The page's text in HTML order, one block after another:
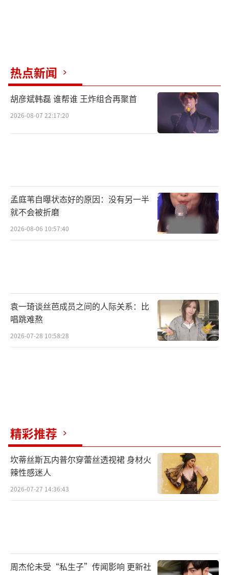
热点新闻
胡彦斌韩磊 谁帮谁 王炸组合再聚首
2026-08-07 22:17:20
孟庭苇自曝状态好的原因：没有另一半
就不会被折磨
2026-08-06 10:57:40
袁一琦谈丝芭成员之间的人际关系：比
唱跳难熬
2026-07-28 10:58:28
精彩推荐
坎蒂丝斯瓦内普尔穿蕾丝透视裙 身材火
辣性感迷人
2026-07-27 14:36:43
周杰伦未受“私生子”传闻影响 更新社